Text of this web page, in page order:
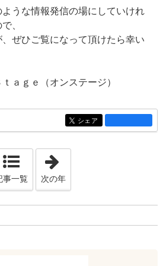
うな情報発信の場にしていけれ
、
ぜひご覧になって頂けたら幸い
ｇｅ（オンステージ）
entry1281
シェア
事一覧 次の年